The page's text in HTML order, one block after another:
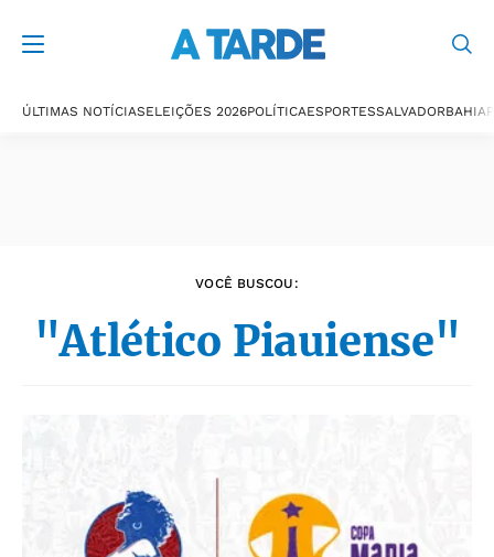
ÚLTIMAS NOTÍCIASELEIÇÕES 2026POLÍTICAESPORTESSALVADORBAHIA
VOCÊ BUSCOU:
"Atlético Piauiense"